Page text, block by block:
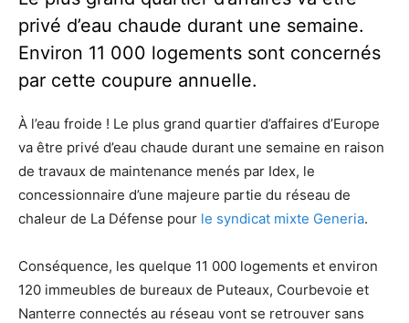
privé d’eau chaude durant une semaine.
Environ 11 000 logements sont concernés
par cette coupure annuelle.
À l’eau froide ! Le plus grand quartier d’affaires d’Europe
va être privé d’eau chaude durant une semaine en raison
de travaux de maintenance menés par Idex, le
concessionnaire d’une majeure partie du réseau de
chaleur de La Défense pour le syndicat mixte Generia.
Conséquence, les quelque 11 000 logements et environ
120 immeubles de bureaux de Puteaux, Courbevoie et
Nanterre connectés au réseau vont se retrouver sans